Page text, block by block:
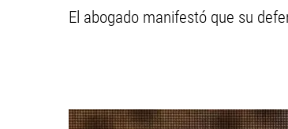
El abogado manifestó que su